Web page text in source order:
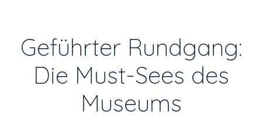
Geführter Rundgang:
Die Must-Sees des
Museums